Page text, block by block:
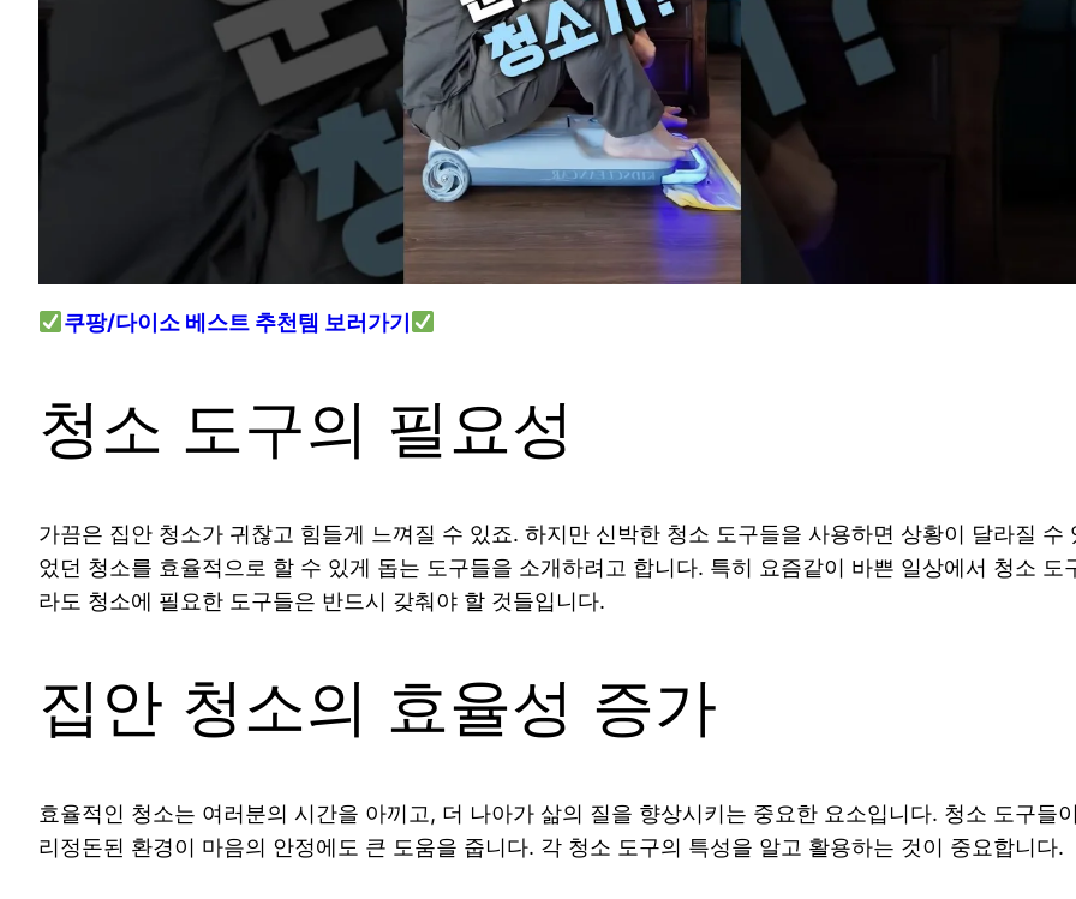
쿠팡/다이소 베스트 추천템 보러가기
청소 도구의 필요성
가끔은 집안 청소가 귀찮고 힘들게 느껴질 수 있죠. 하지만 신박한 청소 도구들을 사용하면 상황이 달라질
었던 청소를 효율적으로 할 수 있게 돕는 도구들을 소개하려고 합니다. 특히 요즘같이 바쁜 일상에서 청소
라도 청소에 필요한 도구들은 반드시 갖춰야 할 것들입니다.
집안 청소의 효율성 증가
효율적인 청소는 여러분의 시간을 아끼고, 더 나아가 삶의 질을 향상시키는 중요한 요소입니다. 청소 도구들
리정돈된 환경이 마음의 안정에도 큰 도움을 줍니다. 각 청소 도구의 특성을 알고 활용하는 것이 중요합니다.